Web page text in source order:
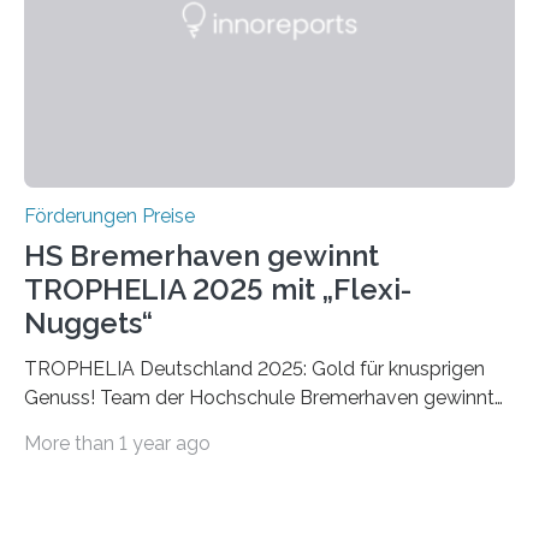
Foundation, des BIAL Award in Biomedicine ist in
Förderungen Preise
HS Bremerhaven gewinnt
TROPHELIA 2025 mit „Flexi-
Nuggets“
TROPHELIA Deutschland 2025: Gold für knusprigen
Genuss! Team der Hochschule Bremerhaven gewinnt
ECOTROPHELIAMit der Produktidee “Flexi-Nuggets”
More than 1 year ago